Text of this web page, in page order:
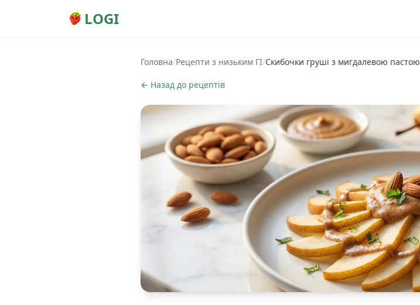
LOGI
Головна/Рецепти з низьким ГІ/Скибочки груші з мигдалевою пастою
← Назад до рецептів